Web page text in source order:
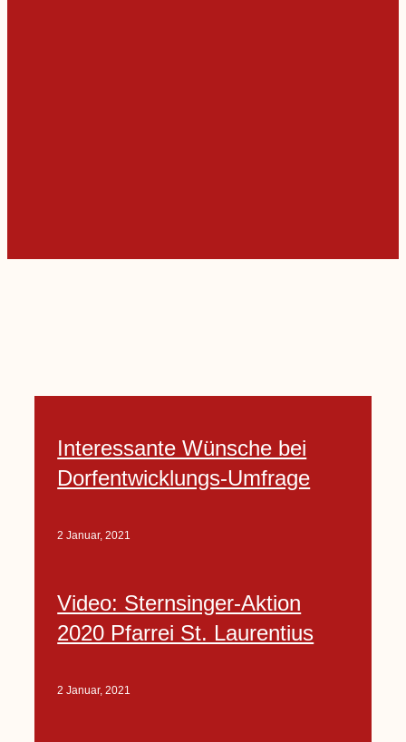
Interessante Wünsche bei
Dorfentwicklungs-Umfrage
2 Januar, 2021
Video: Sternsinger-Aktion
2020 Pfarrei St. Laurentius
2 Januar, 2021